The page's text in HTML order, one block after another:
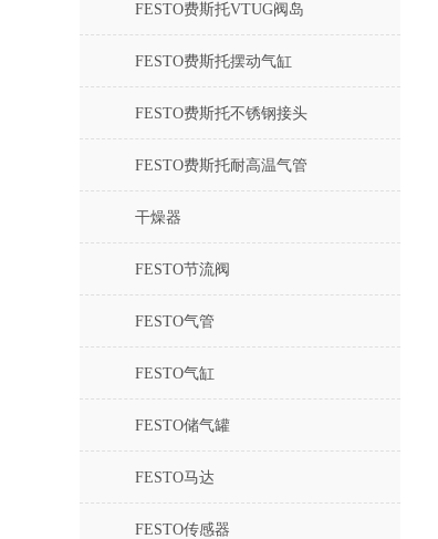
FESTO费斯托VTUG阀岛
FESTO费斯托摆动气缸
FESTO费斯托不锈钢接头
FESTO费斯托耐高温气管
干燥器
FESTO节流阀
FESTO气管
FESTO气缸
FESTO储气罐
FESTO马达
FESTO传感器